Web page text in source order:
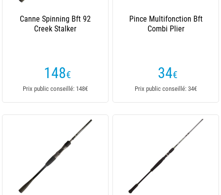
Canne Spinning Bft 92
Creek Stalker
148€
Prix public conseillé: 148€
Pince Multifonction Bft
Combi Plier
34€
Prix public conseillé: 34€